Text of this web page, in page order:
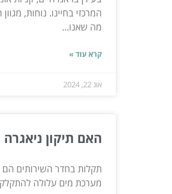
המרכזי בחיינו. נוחות,
מה שאנו...
קרא עוד »
אוג 22, 2024
האם תיקון
תקלות בחדר השירותים הם
מערכת מים עלולה